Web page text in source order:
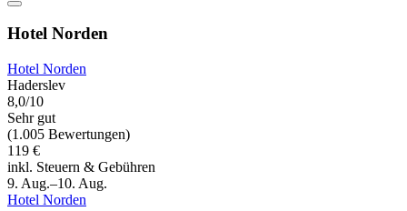
Hotel Norden
Hotel Norden
Haderslev
8,0/10
Sehr gut
(1.005 Bewertungen)
119 €
inkl. Steuern & Gebühren
9. Aug.–10. Aug.
Hotel Norden